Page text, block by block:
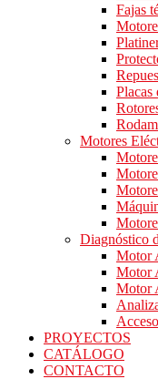
Fajas
Placas
Motores
Diagnóstico
Motor
Motor
Motor
PROYECTOS
CATÁLOGO
CONTACTO